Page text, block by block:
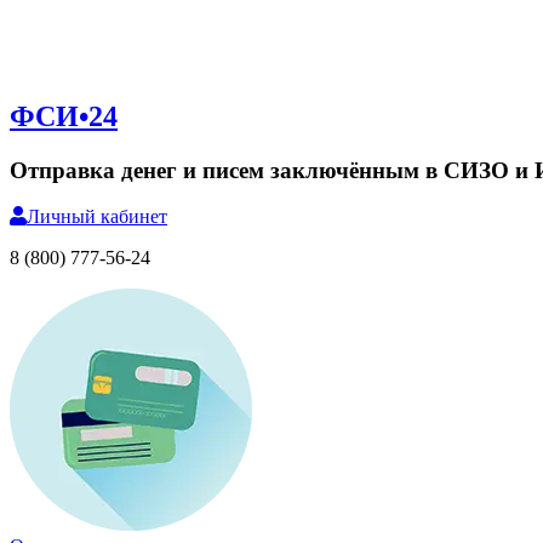
ФСИ•24
Отправка денег и писем заключённым в СИЗО и
Личный кабинет
8 (800) 777-56-24